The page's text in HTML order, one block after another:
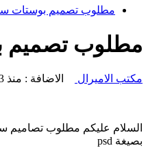
مطلوب تصميم بوستات
مطلوب تصميم
مكتب الاميرال الاضافة : منذ 3 سنة 3 شهر
السلام عليكم مطلوب تصاميم
بصيغة psd